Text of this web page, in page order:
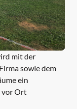
mit der
sowie dem
ein
vor Ort